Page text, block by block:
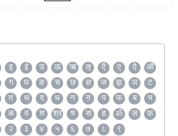
इ ई उ ऊ ऋ ऌ ऍ ए ऐ
ऑ
ग घ ङ च छ ज्ञ ज झ ञ
ट
त थ द ध न ऩ प फ ब
भ
ळ व श श्र ष स ह ॐ ज़
फ़
२ ३ ४ ५ ६ ७ ८ ९